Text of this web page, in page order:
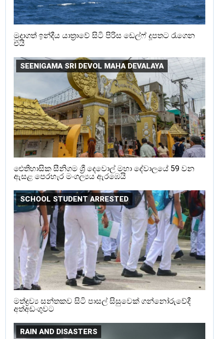
මුදාගත් ඉන්දීය යාත්‍රාවේ සිටි පිරිස ඩෙල්ෆ් දූපතට රැගෙන
එයි
SEENIGAMA SRI DEVOL MAHA DEVALAYA
ඓතිහාසික සීනිගම ශ්‍රී දෙවොල් මහා දේවාලයේ 59 වන
ඇසළ පෙරහැර මංගල්‍යය ඇරඹෙයි
SCHOOL STUDENT ARRESTED
මත්ද්‍රව්‍ය සන්තකව සිටි පාසල් සිසුවෙක් ගන්නෝරුවේදී
අත්අඩංගුවට
RAIN AND DISASTERS